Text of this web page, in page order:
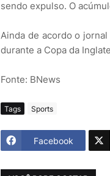
sendo expulso. O
Ainda de acordo o
durante a Copa da
Fonte: BNews
Tags Sports
Facebook